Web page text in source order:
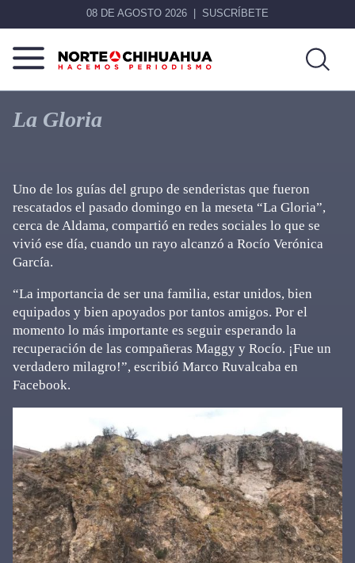
08 DE AGOSTO 2026 SUSCRÍBETE
Norte
De
Chihuahua
Más
que
noticias,
La Gloria
Uno de los guías del grupo de senderistas que fueron
rescatados el pasado domingo en la meseta “La Gloria”,
cerca de Aldama, compartió en redes sociales lo que se
vivió ese día, cuando un rayo alcanzó a Rocío Verónica
García.
“La importancia de ser una familia, estar unidos, bien
equipados y bien apoyados por tantos amigos. Por el
momento lo más importante es seguir esperando la
recuperación de las compañeras Maggy y Rocío. ¡Fue un
verdadero milagro!”, escribió Marco Ruvalcaba en
Facebook.